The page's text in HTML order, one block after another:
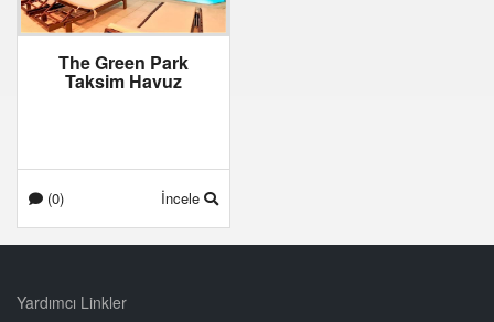
The Green Park
Taksim Havuz
(0) İncele
Yardımcı Linkler